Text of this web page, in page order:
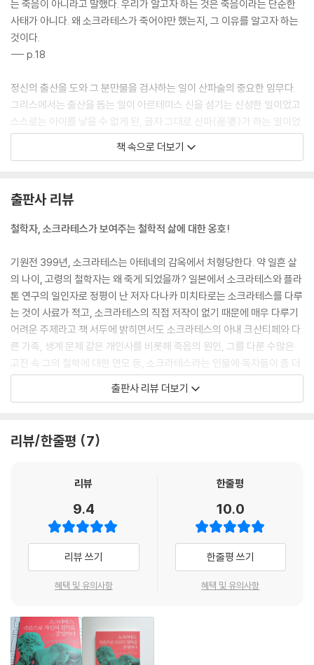
는 죽음이 아니라고 말했다. 우리가 알고자 하는 것은 죽음이라는 단순한
사태가 아니다. 왜 소크라테스가 죽어야만 했는지, 그 이유를 알고자 하는
것이다.
--- p.18
정신의 출산을 도와 그 분만물을 검사하는 일이 산파술의 중요한 임무다.
그리스에서는 출산을 돕는 일이 아르테미스 신을 섬기는 신성한 일이었고
스스로는 아이를 낳을 수 없게 된, 글자 그대로 산파(産婆)가 하는 일이었
다. 소크라테스의 어머니 파이나레테 역시 산파였는데, 소크라테스는 스스
로 출산하지 않고 다른 사람의 출산을 돕는다는 점에서 자신과 어머니는
공론가 소크라테스는 공론을 공론인 채로 두지 않고 이를 행동과 생활에
적용하려 했다. 그는 자신의 생사조차 그것에 맡기고 후회하지 않았다. 실
천이라는 것은 단순한 정렬이나 단순한 행동을 뜻하는 게 아니다. 그에게
는 오히려 이를 억제하고, 로고스에 따르게 하는 것이었다.
--- p.91
다이몬의 신호는 항상 시끄러울 정도로 자주 소크라테스의 언행에 개입했
다. 그래서 우리는 이를 놀랄 만한 속박이라고 보았다. 그런데 소크라테스
의 사형을 결정한 이 재판에서 그의 다이몬은 돌연 침묵하고, 어떠한 도움
도 주려 하지 않았던 것이다. 평생을 다이몬의 간섭을 받으며 살아온 사람
에게 이는 어떠한 놀라움을 주었을까? (중략) 하지만 다이몬은 응하지 않
았다. 소크라테스는 결국 거기서 죽음을 보았다고 할 수 있다. 다이몬이 끝
--- p.138
소크라테스의 전반생은 페리클레스의 이름과 함께 평화와 번영의 시대에
속해있었다. 하지만 마흔 살 이후부터는 시대의 흐름이 변해 그리스인 사
이에서는 세계대전이라고 부를 만한 펠로폰네소스전쟁(기원전 431년~
기원전 404년)이 간헐적으로 벌어지며 약 30년에 걸쳐 사람들의 생활에
어두운 그림자를 드리웠다. 이 우울한 전쟁은 소크라테스의 조국인 아테네
의 패배로 끝났다.
다이몬의 신호, 지식욕, 청년에 대한 애정, 놀랄 만한 인내심, 철저한 논리
추구 모두 델포이 신탁 이전부터 존재했던 것이며 그 이후에도 변하지 않
았다. 그리고 이것들 모두가 소크라테스 죽음의 원인이라 할 수 있다. 다만
책 속으로 더보기
출판사 리뷰
철학자, 소크라테스가 보여주는 철학적 삶에 대한 옹호!
기원전 399년, 소크라테스는 아테네의 감옥에서 처형당한다. 약 일흔 살
의 나이, 고령의 철학자는 왜 죽게 되었을까? 일본에서 소크라테스와 플라
톤 연구의 일인자로 정평이 난 저자 다나카 미치타로는 소크라테스를 다루
는 것이 사료가 적고, 소크라테스의 직접 저작이 없기 때문에 매우 다루기
어려운 주제라고 책 서두에 밝히면서도 소크라테스의 아내 크산티페와 다
른 가족, 생계 문제 같은 개인사를 비롯해 죽음의 원인, 그를 다룬 수많은
고전 속 그의 철학에 대한 면모 등, 소크라테스라는 인물에 독자들이 좀 더
쉽게 다가가게 도와준다.
해 보여준 모습이야말로 진정한 철학”이라고 저자가 내린 결론에 고개를
물이지만, 말년의 행적 이외에 알려진 바가 없는 소크라테스가 인생에 있
어 가장 중요한 것이 무엇인지를 끊임없이 탐구했음을 좀 더 입체적으로
받아들일 수 있게 된다.
소크라테스는 왜 죽었을까?
소크라테스를 죽음으로 몰고 간 기소 항목은 크게 세 가지로 볼 수 있다. 소
크라테스는 도시가 믿는 신을 믿지 않았고, 새로운 영적인 것을 도입하였
으며, 젊은이들을 타락시킴으로써 부정의를 저질렀다는 것이다.
출판사 리뷰 더보기
리뷰/한줄평 7
리뷰
9.4
리뷰 쓰기
혜택 및 유의사항
한줄평
10.0
한줄평 쓰기
혜택 및 유의사항